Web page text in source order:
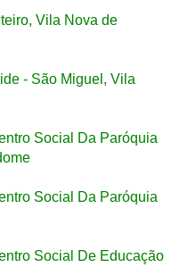
Vila Nova de
- São Miguel, Vila
Social Da Paróquia
Social Da Paróquia
Social De Educação